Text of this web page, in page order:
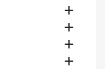



